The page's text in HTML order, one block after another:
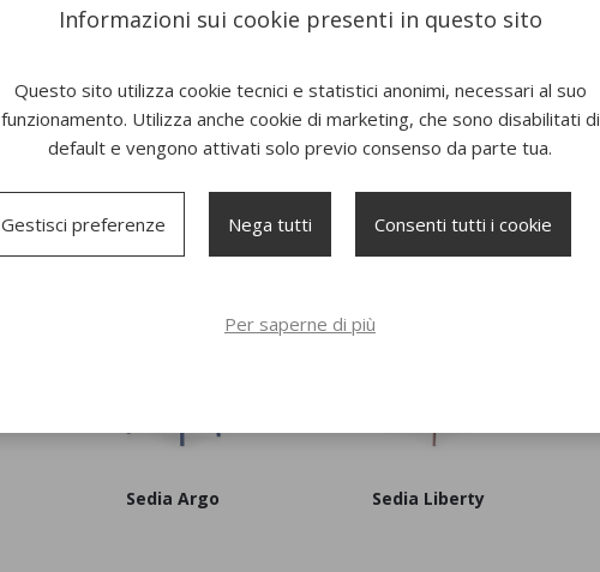
Sedia Argo Sedia Liberty
Informazioni sui cookie presenti in questo sito
Questo sito utilizza cookie tecnici e statistici anonimi, necessari al suo
funzionamento. Utilizza anche cookie di marketing, che sono disabilitati di
default e vengono attivati solo previo consenso da parte tua.
Gestisci preferenze Nega tutti Consenti tutti i cookie
Per saperne di più